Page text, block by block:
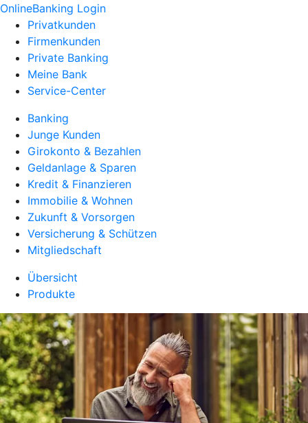
OnlineBanking Login
Privatkunden
Firmenkunden
Private Banking
Meine Bank
Service-Center
Banking
Junge Kunden
Girokonto & Bezahlen
Geldanlage & Sparen
Kredit & Finanzieren
Immobilie & Wohnen
Zukunft & Vorsorgen
Versicherung & Schützen
Mitgliedschaft
Übersicht
Produkte